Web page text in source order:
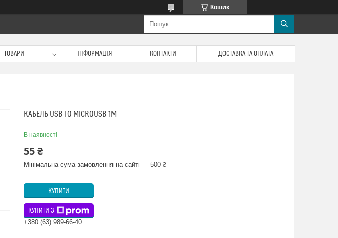
Кошик
ТОВАРИ ІНФОРМАЦІЯ КОНТАКТИ ДОСТАВКА ТА ОПЛАТА
КАБЕЛЬ USB TO MICROUSB 1М
В наявності
55 ₴
Мінімальна сума замовлення на сайті — 500 ₴
КУПИТИ
КУПИТИ З
+380 (63) 989-66-40